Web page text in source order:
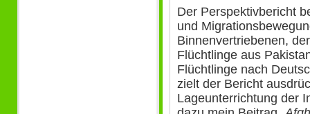
Der Perspektivbericht
und
Binnenvertriebenen,
Flüchtlinge aus
Flüchtlinge nach
zielt der Bericht
Lageunterrichtung der